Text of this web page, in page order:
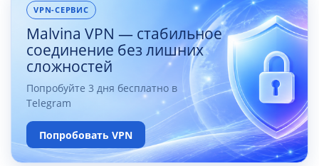
VPN-СЕРВИС
Malvina VPN — стабильное
соединение без лишних
сложностей
Попробуйте 3 дня бесплатно в
Telegram
Попробовать VPN